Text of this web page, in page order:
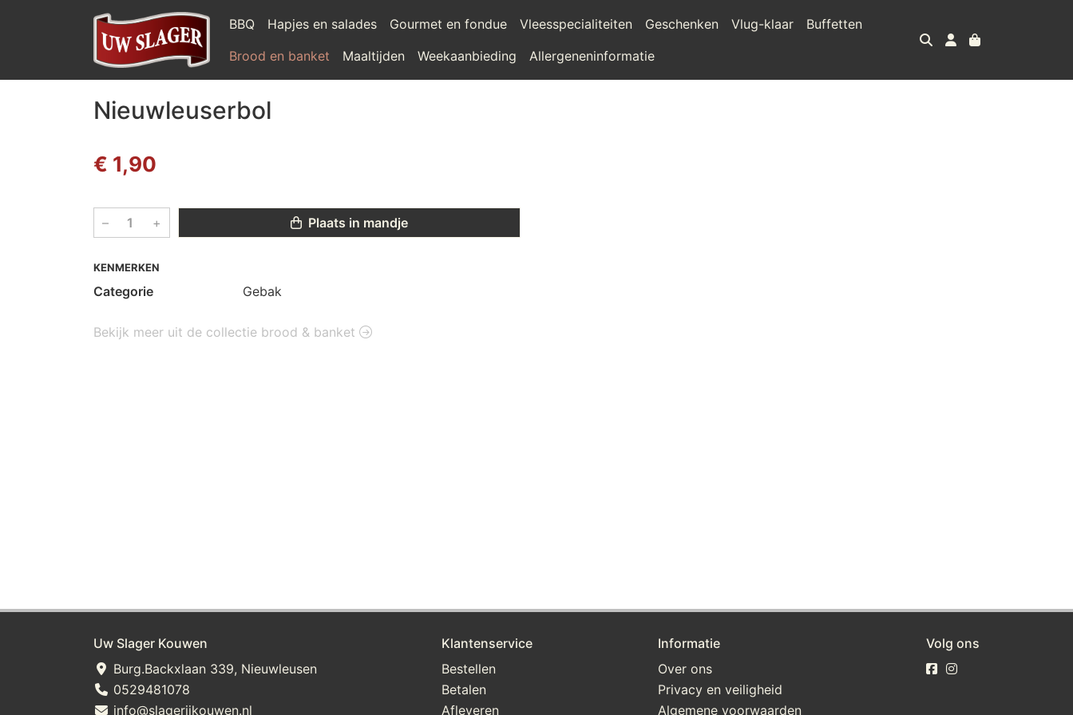
BBQ Hapjes en salades Gourmet en fondue Vleesspecialiteiten Geschenken Vlug-klaar
Buffetten
Brood en banket
Maaltijden Weekaanbieding Allergeneninformatie
Nieuwleuserbol
€ 1,90
– + Plaats in mandje
KENMERKEN
Categorie Gebak
Bekijk meer uit de collectie brood & banket
Uw Slager Kouwen
Burg.Backxlaan 339, Nieuwleusen
0529481078
info@slagerijkouwen.nl
Klantenservice
Bestellen
Betalen
Afleveren
Informatie
Over ons
Privacy en veiligheid
Algemene voorwaarden
Volg ons